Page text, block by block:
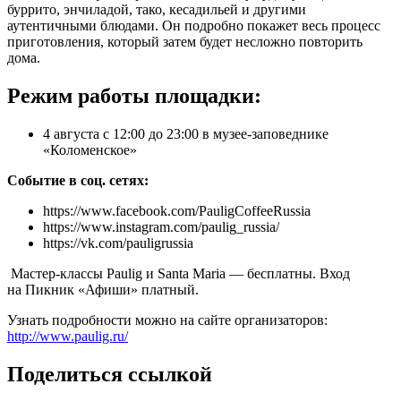
буррито, энчиладой, тако, кесадильей и другими
аутентичными блюдами. Он подробно покажет весь процесс
приготовления, который затем будет несложно повторить
дома.
Режим работы площадки:
4 августа с 12:00 до 23:00 в музее-заповеднике
«Коломенское»
Событие в соц. сетях:
https://www.facebook.com/PauligCoffeeRussia
https://www.instagram.com/paulig_russia/
https://vk.com/pauligrussia
Мастер-классы Paulig и Santa Maria — бесплатны. Вход
на Пикник «Афиши» платный.
Узнать подробности можно на сайте организаторов:
http://www.paulig.ru/
Поделиться ссылкой